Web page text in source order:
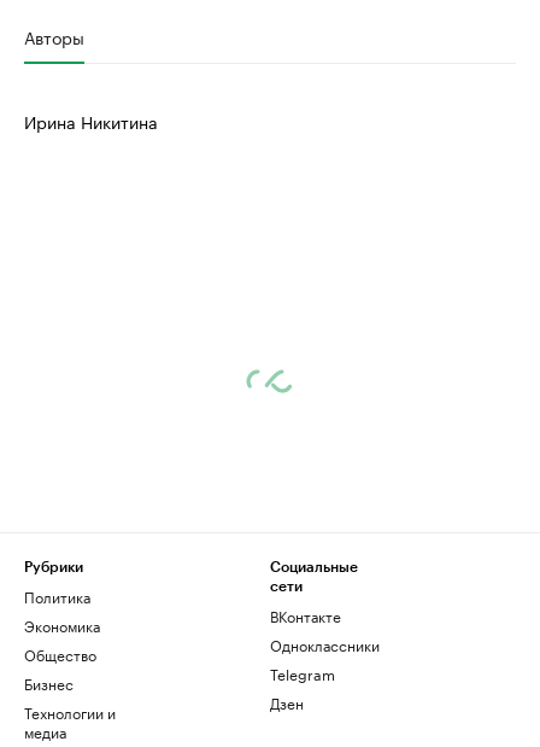
Авторы
Ирина Никитина
Рубрики
Политика
Экономика
Общество
Бизнес
Технологии и
медиа
Социальные
сети
ВКонтакте
Одноклассники
Telegram
Дзен